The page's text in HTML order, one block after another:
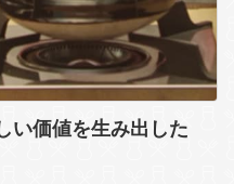
い価値を生み出した